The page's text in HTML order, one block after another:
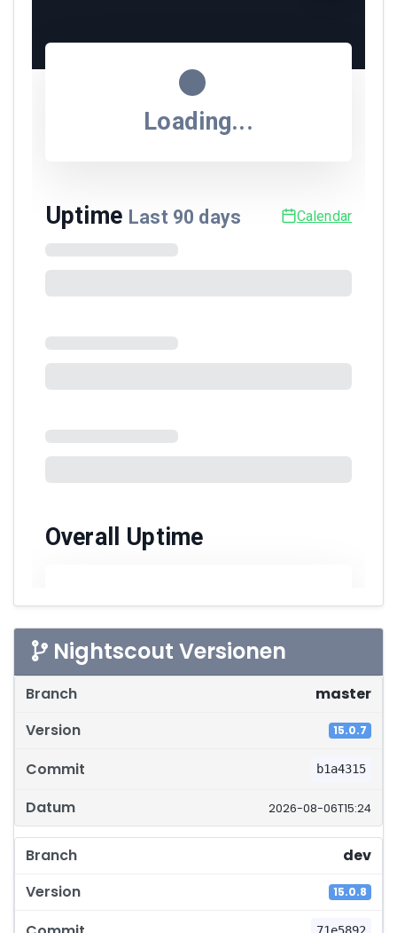
Nightscout Versionen
Software-Versionen master
15.0.7
b1a4315
2026-08-06T15:24
dev
15.0.8